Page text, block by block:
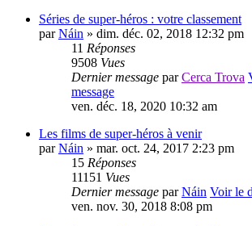
Séries de super-héros : votre classement
parNáin » dim. déc. 02, 2018 12:32 pm
11 Réponses
9508 Vues
Dernier message parCerca Trova
message
ven. déc. 18, 2020 10:32 am
Les films de super-héros à venir
parNáin » mar. oct. 24, 2017 2:23 pm
15 Réponses
11151 Vues
Dernier message parNáin Voir le
ven. nov. 30, 2018 8:08 pm